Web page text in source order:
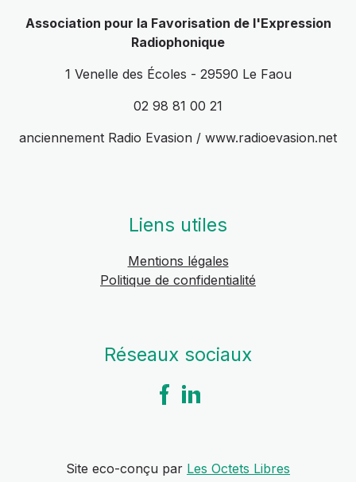
Association pour la Favorisation de l'Expression
Radiophonique
1 Venelle des Écoles - 29590 Le Faou
02 98 81 00 21
anciennement Radio Evasion / www.radioevasion.net
Liens utiles
Mentions légales
Politique de confidentialité
Réseaux sociaux
Site eco-conçu par Les Octets Libres